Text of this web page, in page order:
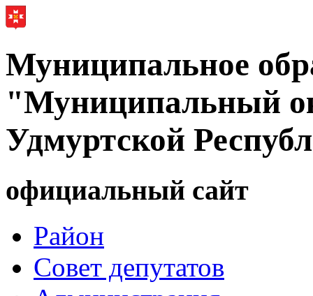
Муниципальное
"Муниципальный
Удмуртской
официальный сайт
Район
Совет депутатов